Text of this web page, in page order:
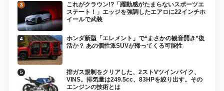
これがクラウン!?「躍動感がたまらないスポーツエ
ステート！」エッジを強調したエアロに22インチホ
イールで武装
ホンダ新型「エレメント」で“まさかの観音開き”復
活か？ あの個性派SUVが帰ってくる可能性
排ガス規制をクリアした、2ストVツインバイク、
VINS。排気量は249.5cc、83HPを絞り出す。その
エンジンの技術とは